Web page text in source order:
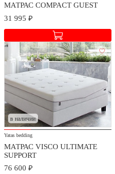
МАТРАС COMPACT GUEST
31 995 ₽
в наличии
Yatas bedding
МАТРАС VISCO ULTIMATE
SUPPORT
76 600 ₽